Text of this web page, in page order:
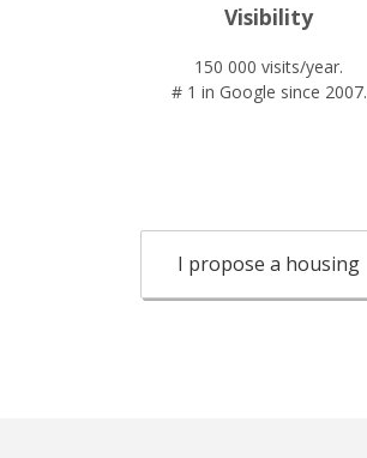
Visibility
150 000 visits/year.
# 1 in Google since 2007.
I propose a housing